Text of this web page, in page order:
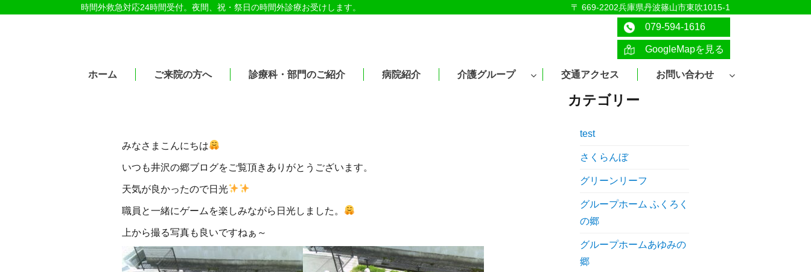
時間外救急対応24時間受付。夜間、祝・祭日の時間外診療お受けします。 〒 669-2202兵庫県丹波篠山市東吹1015-1
079-594-1616
GoogleMapを見る
ホーム ご来院の方へ 診療科・部門のご紹介 病院紹介 介護グループ 交通アクセス お問い合わせ
みなさまこんにちは
いつも井沢の郷ブログをご覧頂きありがとうございます。
天気が良かったので日光
職員と一緒にゲームを楽しみながら日光しました。
上から撮る写真も良いですねぁ～
カテゴリー
test
さくらんぼ
グリーンリーフ
グループホーム ふくろく
の郷
グループホームあゆみの
郷